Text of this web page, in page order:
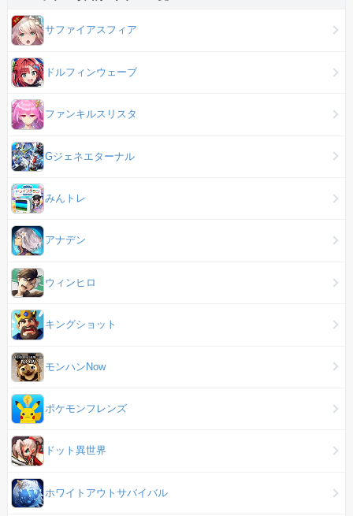
サファイアスフィア
ドルフィンウェーブ
ファンキルスリスタ
Gジェネエターナル
みんトレ
アナデン
ウィンヒロ
キングショット
モンハンNow
ポケモンフレンズ
ドット異世界
ホワイトアウトサバイバル